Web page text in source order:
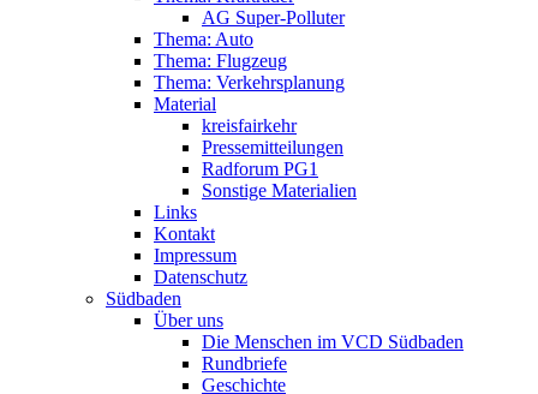
AG Super-Polluter
Thema: Auto
Thema: Flugzeug
Thema: Verkehrsplanung
Material
kreisfairkehr
Pressemitteilungen
Radforum PG1
Sonstige Materialien
Links
Kontakt
Impressum
Datenschutz
Südbaden
Über uns
Die Menschen im VCD Südbaden
Rundbriefe
Geschichte